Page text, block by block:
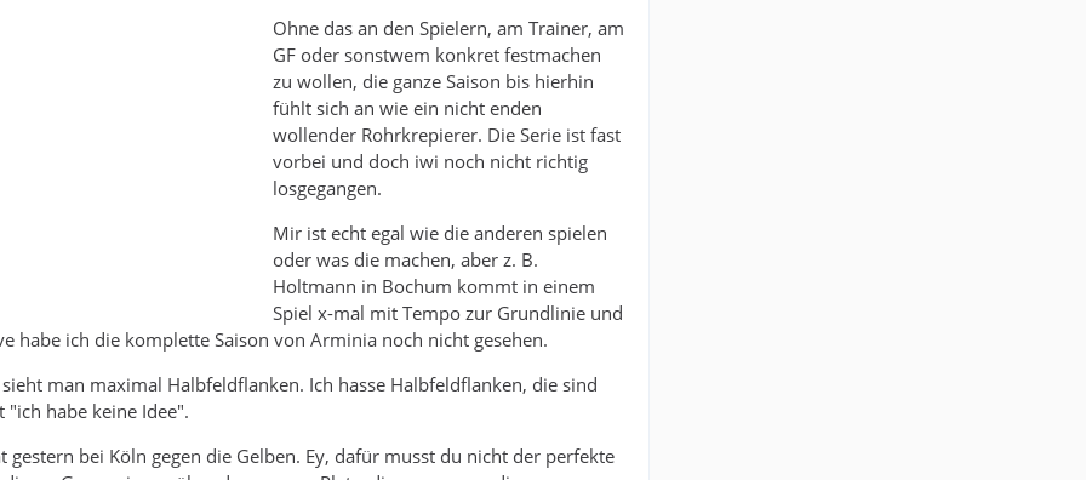
Ohne das an den Spielern, am Trainer, am
GF oder sonstwem konkret festmachen
zu wollen, die ganze Saison bis hierhin
fühlt sich an wie ein nicht enden
wollender Rohrkrepierer. Die Serie ist fast
vorbei und doch iwi noch nicht richtig
losgegangen.
Mir ist echt egal wie die anderen spielen
oder was die machen, aber z. B.
Holtmann in Bochum kommt in einem
Spiel x-mal mit Tempo zur Grundlinie und
habe ich die komplette Saison von Arminia noch nicht gesehen.
sieht man maximal Halbfeldflanken. Ich hasse Halbfeldflanken, die sind
habe keine Idee".
gestern bei Köln gegen die Gelben. Ey, dafür musst du nicht der perfekte